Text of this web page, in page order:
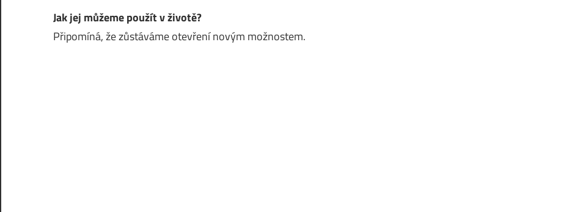
Jak jej můžeme použít v životě?
Připomíná, že zůstáváme otevření novým možnostem.